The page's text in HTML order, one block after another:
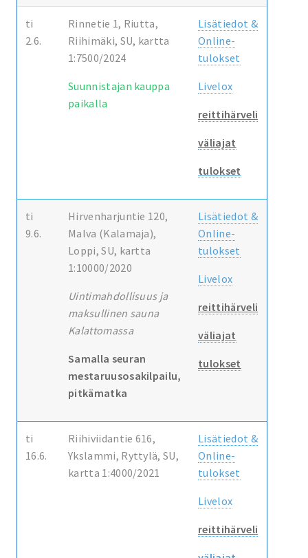
ti
2.6.
Rinnetie 1, Riutta,
Riihimäki, SU, kartta
1:7500/2024
Suunnistajan kauppa
paikalla
Lisätiedot &
Online-
tulokset
Livelox
reittihärveli
väliajat
tulokset
ti
9.6.
Hirvenharjuntie 120,
Malva (Kalamaja),
Loppi, SU, kartta
1:10000/2020
Uintimahdollisuus ja
maksullinen sauna
Kalattomassa
Samalla seuran
mestaruusosakilpailu,
pitkämatka
Lisätiedot &
Online-
tulokset
Livelox
reittihärveli
väliajat
tulokset
ti
16.6.
Riihiviidantie 616,
Ykslammi, Ryttylä, SU,
kartta 1:4000/2021
Lisätiedot &
Online-
tulokset
Livelox
reittihärveli